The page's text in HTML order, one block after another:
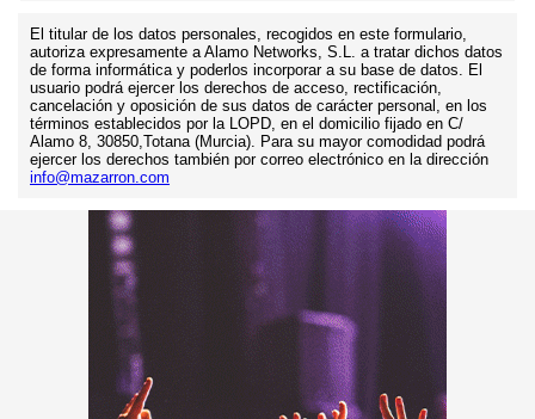
El titular de los datos personales, recogidos en este formulario,
autoriza expresamente a Alamo Networks, S.L. a tratar dichos datos
de forma informática y poderlos incorporar a su base de datos. El
usuario podrá ejercer los derechos de acceso, rectificación,
cancelación y oposición de sus datos de carácter personal, en los
términos establecidos por la LOPD, en el domicilio fijado en C/
Alamo 8, 30850,Totana (Murcia). Para su mayor comodidad podrá
ejercer los derechos también por correo electrónico en la dirección
info@mazarron.com